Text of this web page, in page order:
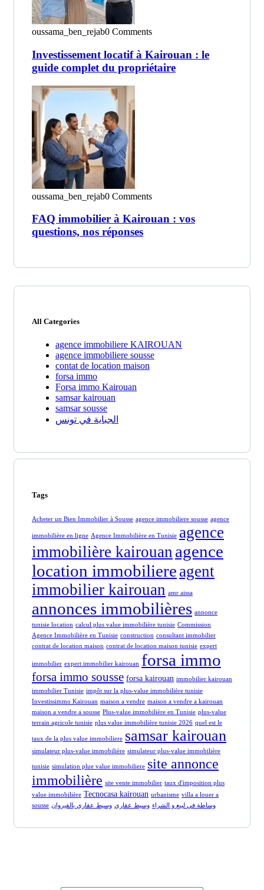
oussama_ben_rejab0 Comments
Investissement locatif à Kairouan : le
guide complet du propriétaire
oussama_ben_rejab0 Comments
FAQ immobilier à Kairouan : vos
questions, nos réponses
All Categories
agence immobiliere KAIROUAN
agence immobiliere sousse
contat de location maison
forsa immo
Forsa immo Kairouan
samsar kairouan
samsar sousse
الجباية في تونس
Tags
Acheter un Bien Immobilier à Sousse agence immobiliere sousse agence
immobilière en ligne Agence Immobilière en Tunisie agence
immobilière kairouan agence
location immobiliere agent
immobilier kairouan amr aissa
annonces immobilières annonce
tunisie location calcul plus value immobilière tunisie Commission
Agence Immobilière en Tunisie construction consultant immobilier
contrat de location maison contrat de location maison tunisie expert
immobilier expert immobilier kairouan forsa immo
forsa immo sousse forsa kairouan immobilier kairouan
immobilier Tunisie impôt sur la plus-value immobilière tunisie
Investissimmo Kairouan maison a vendre maison a vendre a kairouan
maison a vendre a sousse Plus-value immobilière en Tunisie plus-value
terrain agricole tunisie plus value immobilière tunisie 2026 quel est le
taux de la plus value immobiliere samsar kairouan
simulateur plus-value immobilière simulateur plus-value immobilière
tunisie simulation plue value immobiliere site annonce
immobilière site vente immobilier taux d'imposition plus
value immobilière Tecnocasa kairouan urbanisme villa a louer a
sousse
وساطة في لبيع و الشراء وسيط عقاري وسيط عقاري بالقيروان